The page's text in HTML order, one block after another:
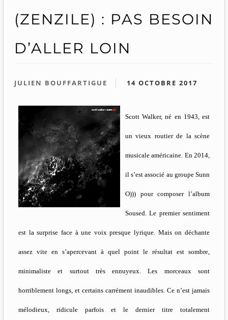
(ZENZILE) : PAS BESOIN
D’ALLER LOIN
JULIEN BOUFFARTIGUE 14 OCTOBRE 2017
Scott Walker, né en 1943, est
un vieux routier de la scène
musicale américaine. En 2014,
il s’est associé au groupe Sunn
O))) pour composer l’album
Soused. Le premier sentiment
est la surprise face à une voix presque lyrique. Mais on déchante
assez vite en s’apercevant à quel point le résultat est sombre,
minimaliste et surtout très ennuyeux. Les morceaux sont
horriblement longs, et certains carrément inaudibles. Ce n’est jamais
mélodieux, ridicule parfois et le dernier titre totalement